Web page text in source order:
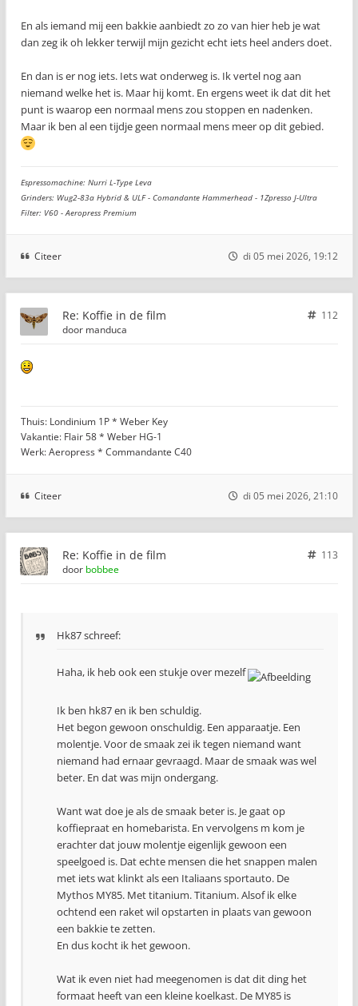
En als iemand mij een bakkie aanbiedt zo zo van hier heb je wat
dan zeg ik oh lekker terwijl mijn gezicht echt iets heel anders doet.
En dan is er nog iets. Iets wat onderweg is. Ik vertel nog aan
niemand welke het is. Maar hij komt. En ergens weet ik dat dit het
punt is waarop een normaal mens zou stoppen en nadenken.
Maar ik ben al een tijdje geen normaal mens meer op dit gebied.
Espressomachine: Nurri L-Type Leva
Grinders: Wug2-83a Hybrid & ULF - Comandante Hammerhead - 1Zpresso J-Ultra
Filter: V60 - Aeropress Premium
Citeer di 05 mei 2026, 19:12
Re: Koffie in de film
112
door manduca
Thuis: Londinium 1P * Weber Key
Vakantie: Flair 58 * Weber HG-1
Werk: Aeropress * Commandante C40
Citeer di 05 mei 2026, 21:10
Re: Koffie in de film
113
door bobbee
Hk87 schreef:
Haha, ik heb ook een stukje over mezelf
Ik ben hk87 en ik ben schuldig.
Het begon gewoon onschuldig. Een apparaatje. Een
molentje. Voor de smaak zei ik tegen niemand want
niemand had ernaar gevraagd. Maar de smaak was wel
beter. En dat was mijn ondergang.
Want wat doe je als de smaak beter is. Je gaat op
koffiepraat en homebarista. En vervolgens m kom je
erachter dat jouw molentje eigenlijk gewoon een
speelgoed is. Dat echte mensen die het snappen malen
met iets wat klinkt als een Italiaans sportauto. De
Mythos MY85. Met titanium. Titanium. Alsof ik elke
ochtend een raket wil opstarten in plaats van gewoon
een bakkie te zetten.
En dus kocht ik het gewoon.
Wat ik even niet had meegenomen is dat dit ding het
formaat heeft van een kleine koelkast. De MY85 is